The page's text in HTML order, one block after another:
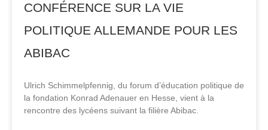
CONFÉRENCE SUR LA VIE
POLITIQUE ALLEMANDE POUR LES
ABIBAC
Ulrich Schimmelpfennig, du forum d’éducation politique de
la fondation Konrad Adenauer en Hesse, vient à la
rencontre des lycéens suivant la filière Abibac.